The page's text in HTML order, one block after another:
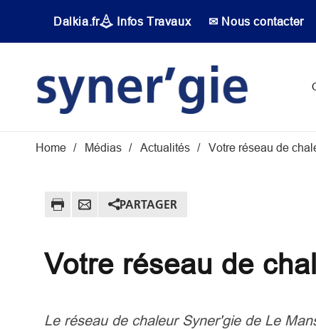
Dalkia.fr Infos Travaux ✉ Nous contacter
Fil d'Ariane
Home Médias Actualités Votre réseau de
PARTAGER
Votre réseau de
Le réseau de chaleur Syner'gie de Le